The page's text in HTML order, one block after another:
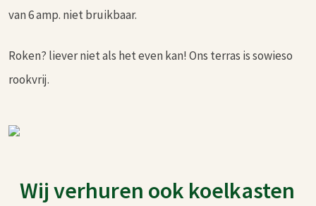
van 6 amp. niet bruikbaar.
Roken? liever niet als het even kan! Ons terras is sowieso
rookvrij.
Wij verhuren ook koelkasten